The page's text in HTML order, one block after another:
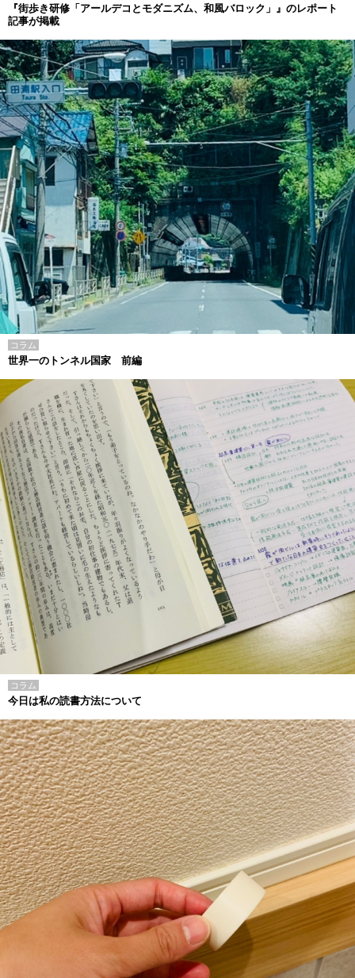
『街歩き研修「アールデコとモダニズム、和風バロック」』のレポート
記事が掲載
コラム
世界一のトンネル国家 前編
コラム
今日は私の読書方法について